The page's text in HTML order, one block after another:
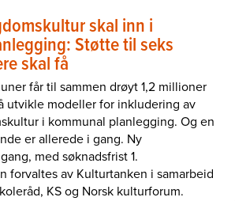
skal inn i
Støtte til seks
skal få
får til sammen drøyt 1,2 millioner
utvikle modeller for inkludering av
i kommunal planlegging. Og en
er allerede i gang. Ny
med søknadsfrist 1.
forvaltes av Kulturtanken i samarbeid
KS og Norsk kulturforum.